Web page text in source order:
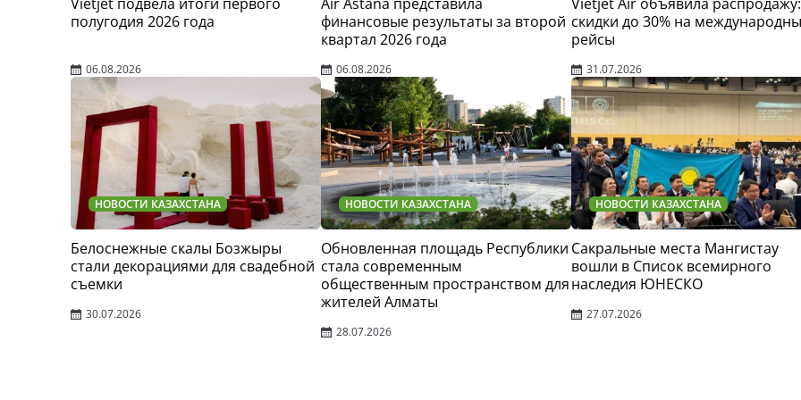
полугодия 2026 года
06.08.2026
финансовые результаты за второй
квартал 2026 года
06.08.2026
скидки до 30% на
рейсы
31.07.2026
НОВОСТИ КАЗАХСТАНА
Белоснежные скалы Бозжыры
стали декорациями для свадебной
съемки
30.07.2026
НОВОСТИ КАЗАХСТАНА
Обновленная площадь Республики
стала современным
общественным пространством для
жителей Алматы
28.07.2026
НОВОСТИ КАЗАХСТАНА
Сакральные места Мангистау
вошли в Список всемирного
наследия ЮНЕСКО
27.07.2026